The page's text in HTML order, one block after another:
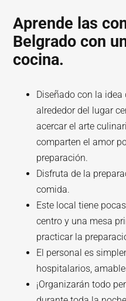
Aprende las
Belgrado con
cocina.
Diseñado con la
alrededor del lugar
acercar el arte
comparten el amor
preparación.
Disfruta de la
comida.
Este local tiene
centro y una mesa
practicar la
El personal es
hospitalarios,
¡Organizarán todo